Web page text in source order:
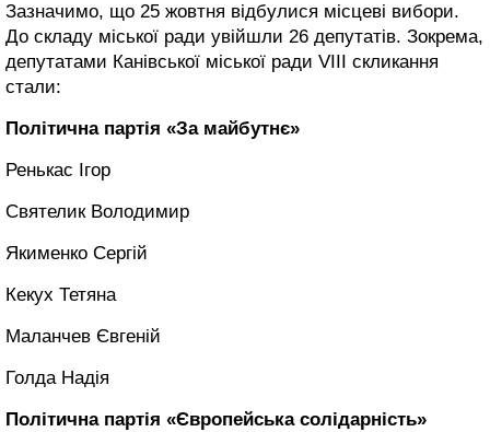
Зазначимо, що 25 жовтня відбулися місцеві вибори.
До складу міської ради увійшли 26 депутатів. Зокрема,
депутатами Канівської міської ради VIII скликання
стали:
Політична партія «За майбутнє»
Ренькас Ігор
Святелик Володимир
Якименко Сергій
Кекух Тетяна
Маланчев Євгеній
Голда Надія
Політична партія «Європейська солідарність»